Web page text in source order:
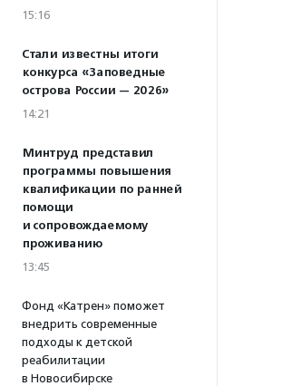
15:16
Стали известны итоги
конкурса «Заповедные
острова России — 2026»
14:21
Минтруд представил
программы повышения
квалификации по ранней
помощи
и сопровождаемому
проживанию
13:45
Фонд «Катрен» поможет
внедрить современные
подходы к детской
реабилитации
в Новосибирске